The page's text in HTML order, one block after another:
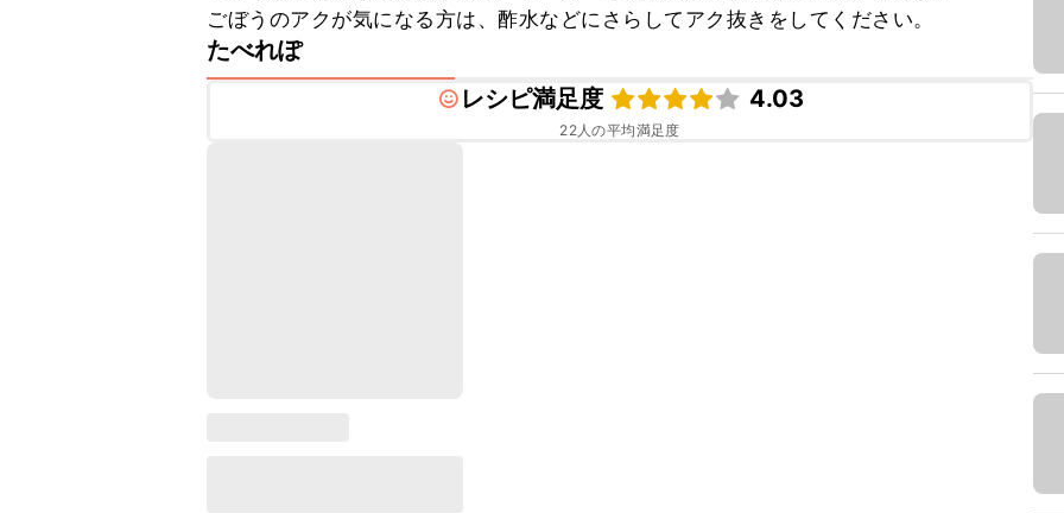
ごぼうのアクが気になる方は、酢水などにさらしてアク抜きをしてください。
たべれぽ
レシピ満足度
4.03
22人の平均満足度